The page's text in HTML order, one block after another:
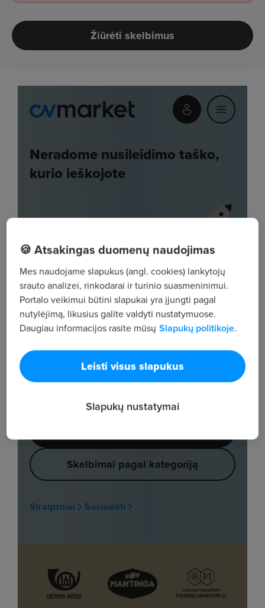
Žiūrėti skelbimus
🍪 Atsakingas duomenų naudojimas
Mes naudojame slapukus (angl. cookies) lankytojų
srauto analizei, rinkodarai ir turinio suasmeninimui.
Portalo veikimui būtini slapukai yra įjungti pagal
nutylėjimą, likusius galite valdyti nustatymuose.
Daugiau informacijos rasite mūsų Slapukų politikoje.
Leisti visus slapukus
Slapukų nustatymai